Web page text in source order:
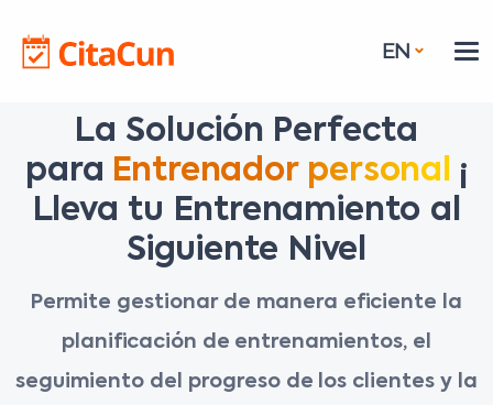
EN
La Solución Perfecta
para Entrenador personal ¡
Lleva tu Entrenamiento al
Siguiente Nivel
Permite gestionar de manera eficiente la
planificación de entrenamientos, el
seguimiento del progreso de los clientes y la